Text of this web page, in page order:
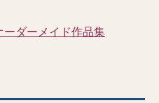
ダーメイド作品集